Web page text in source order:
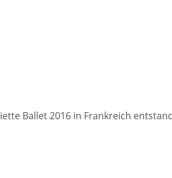
Ballet 2016 in Frankreich